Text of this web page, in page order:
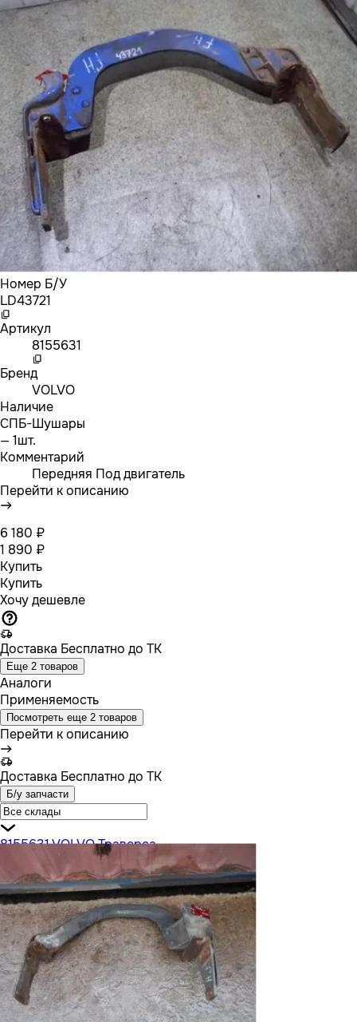
Номер Б/У
LD43721
Артикул
8155631
Бренд
VOLVO
Наличие
СПБ-Шушары
— 1шт.
Комментарий
Передняя Под двигатель
Перейти к описанию
6 180 ₽
1 890 ₽
Купить
Купить
Хочу дешевле
Доставка Бесплатно до ТК
Еще 2 товаров
Аналоги
Применяемость
Посмотреть еще 2 товаров
Перейти к описанию
Доставка Бесплатно до ТК
Б/у запчасти
8155631 VOLVO Траверса